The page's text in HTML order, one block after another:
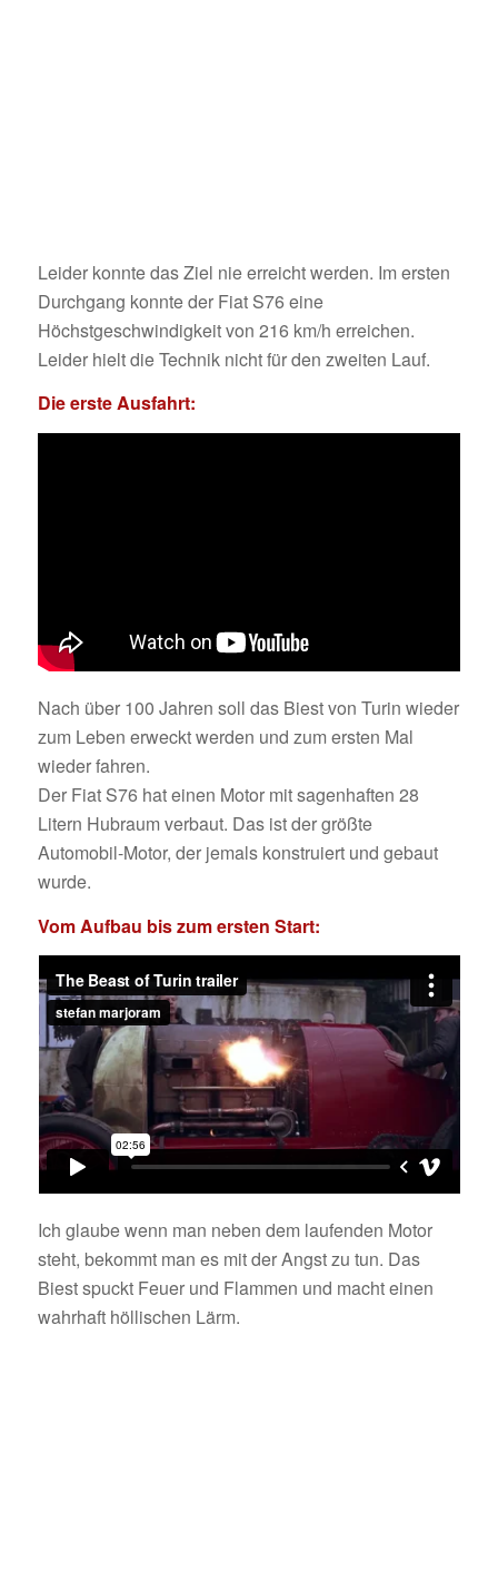
Leider konnte das Ziel nie erreicht werden. Im ersten
Durchgang konnte der Fiat S76 eine
Höchstgeschwindigkeit von 216 km/h erreichen.
Leider hielt die Technik nicht für den zweiten Lauf.
Die erste Ausfahrt:
Nach über 100 Jahren soll das Biest von Turin wieder
zum Leben erweckt werden und zum ersten Mal
wieder fahren.
Der Fiat S76 hat einen Motor mit sagenhaften 28
Litern Hubraum verbaut. Das ist der größte
Automobil-Motor, der jemals konstruiert und gebaut
wurde.
Vom Aufbau bis zum ersten Start:
Ich glaube wenn man neben dem laufenden Motor
steht, bekommt man es mit der Angst zu tun. Das
Biest spuckt Feuer und Flammen und macht einen
wahrhaft höllischen Lärm.